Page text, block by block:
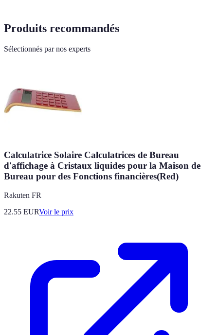
Produits recommandés
Sélectionnés par nos experts
Calculatrice Solaire Calculatrices de Bureau
d'affichage à Cristaux liquides pour la Maison de
Bureau pour des Fonctions financières(Red)
Rakuten FR
22.55 EURVoir le prix